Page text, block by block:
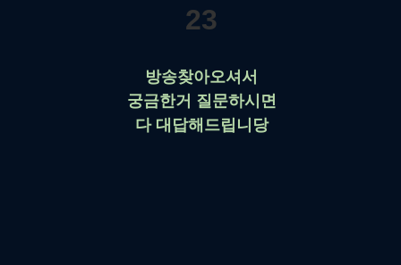
23
방송찾아오셔서
궁금한거 질문하시면
다 대답해드립니당